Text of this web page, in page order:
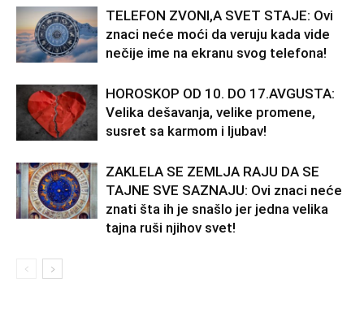
TELEFON ZVONI,A SVET STAJE: Ovi
znaci neće moći da veruju kada vide
nečije ime na ekranu svog telefona!
HOROSKOP OD 10. DO 17.AVGUSTA:
Velika dešavanja, velike promene,
susret sa karmom i ljubav!
ZAKLELA SE ZEMLJA RAJU DA SE
TAJNE SVE SAZNAJU: Ovi znaci neće
znati šta ih je snašlo jer jedna velika
tajna ruši njihov svet!